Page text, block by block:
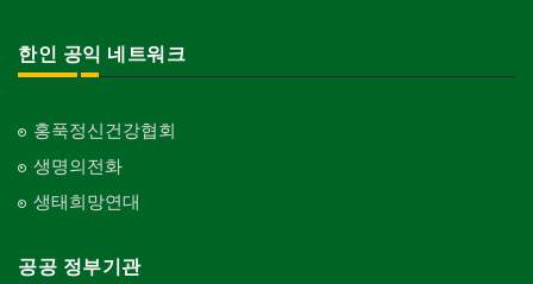
한인 공익 네트워크
홍푹정신건강협회
생명의전화
생태희망연대
공공 정부기관